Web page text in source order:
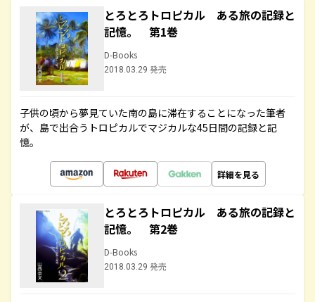
とろとろトロピカル ある旅の記録と
記憶。 第1巻
D-Books
2018.03.29 発売
子供の頃から夢見ていた南の島に滞在することになった筆者
が、島で出合うトロピカルでマジカルな45日間の記録と記
憶。
詳細を見る
とろとろトロピカル ある旅の記録と
記憶。 第2巻
D-Books
2018.03.29 発売